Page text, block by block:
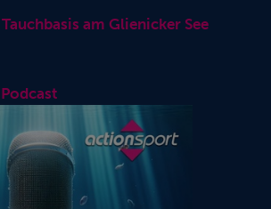
am Glienicker See